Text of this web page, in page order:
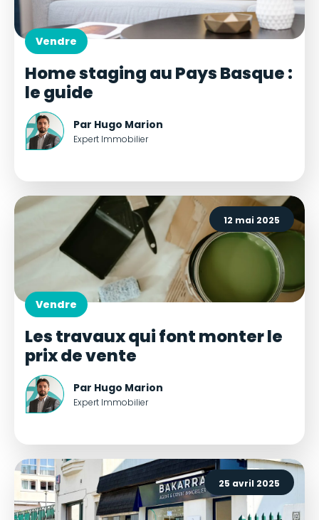
Vendre
Home staging au Pays Basque :
le guide
Par Hugo Marion
Expert Immobilier
12 mai 2025
Vendre
Les travaux qui font monter le
prix de vente
Par Hugo Marion
Expert Immobilier
25 avril 2025